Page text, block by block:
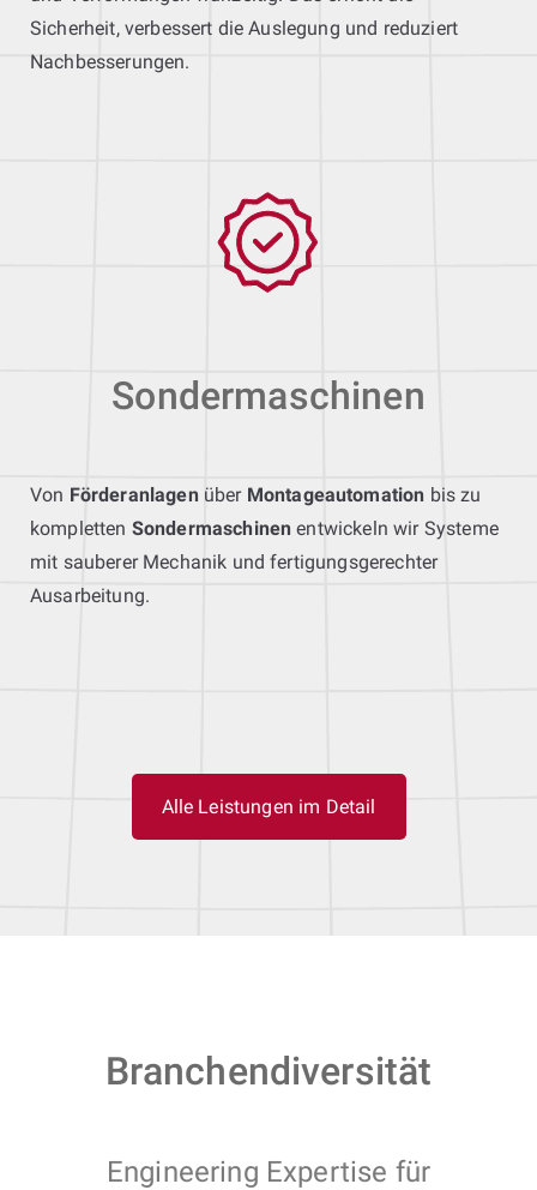
Sicherheit, verbessert die Auslegung und reduziert
Nachbesserungen.
Sondermaschinen
Von Förderanlagen über Montageautomation bis zu
kompletten Sondermaschinen entwickeln wir Systeme
mit sauberer Mechanik und fertigungsgerechter
Ausarbeitung.
Alle Leistungen im Detail
Branchendiversität
Engineering Expertise für